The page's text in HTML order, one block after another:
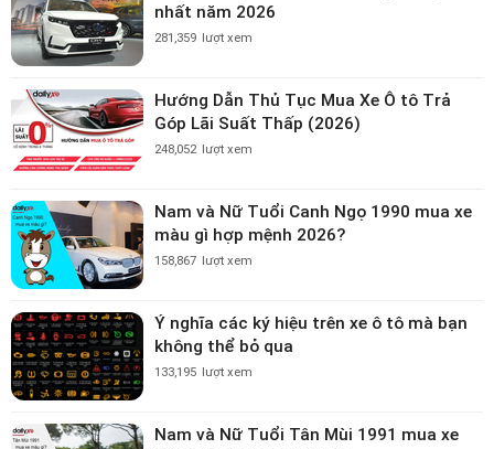
nhất năm 2026
281,359 lượt xem
Hướng Dẫn Thủ Tục Mua Xe Ô tô Trả
Góp Lãi Suất Thấp (2026)
248,052 lượt xem
Nam và Nữ Tuổi Canh Ngọ 1990 mua xe
màu gì hợp mệnh 2026?
158,867 lượt xem
Ý nghĩa các ký hiệu trên xe ô tô mà bạn
không thể bỏ qua
133,195 lượt xem
Nam và Nữ Tuổi Tân Mùi 1991 mua xe